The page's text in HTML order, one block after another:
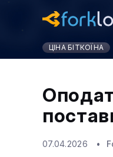
ЦІНА БІТКОЇНА
07.04.2026